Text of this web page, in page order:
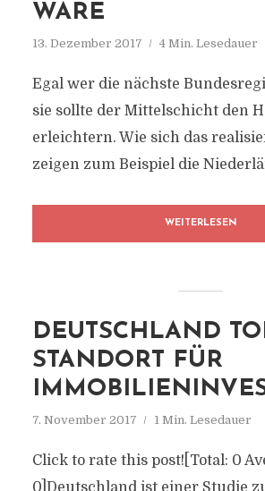
WÄRE
13. Dezember 2017 4 Min. Lesedauer
Egal wer die nächste
sie sollte der Mittelschicht den
erleichtern. Wie sich das
zeigen zum Beispiel die
WEITERLESEN
DEUTSCHLAND
STANDORT FÜR
7. November 2017 1 Min. Lesedauer
Click to rate this post![Total: 0
0]Deutschland ist einer Studie